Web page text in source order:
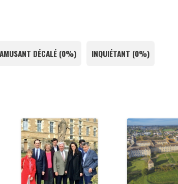
AMUSANT DÉCALÉ (0%) INQUIÉTANT (0%)